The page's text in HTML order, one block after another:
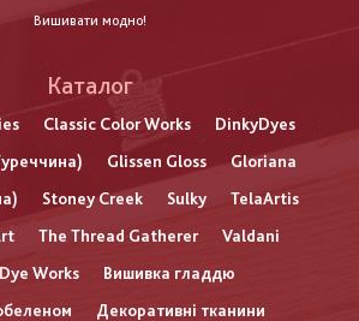
Вишивати модно!
Каталог
Classic Color Works
DinkyDyes
Glissen Gloss
Gloriana
Stoney Creek Sulky
TelaArtis
The Thread Gatherer
Valdani
Works
Вишивка гладдю
Декоративні тканини